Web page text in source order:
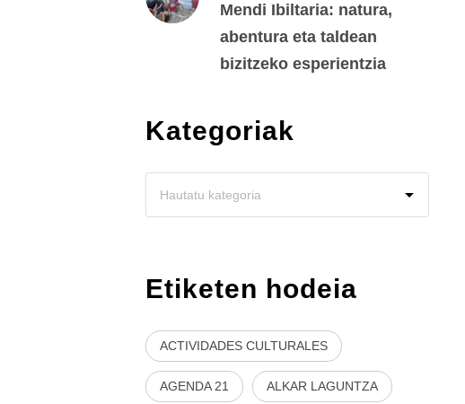
Mendi Ibiltaria: natura,
abentura eta taldean
bizitzeko esperientzia
Kategoriak
Etiketen hodeia
ACTIVIDADES CULTURALES
AGENDA 21 ALKAR LAGUNTZA